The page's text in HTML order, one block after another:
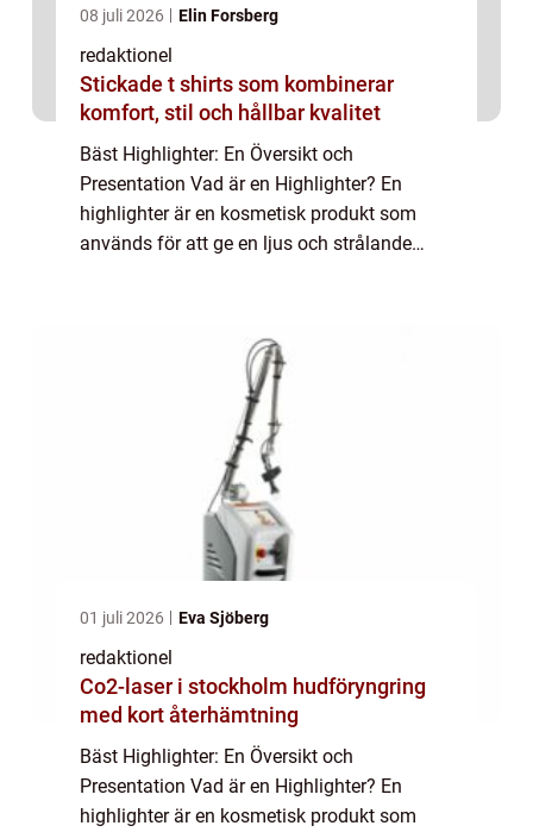
08 juli 2026 Elin Forsberg
redaktionel
Stickade t shirts som kombinerar
komfort, stil och hållbar kvalitet
Bäst Highlighter: En Översikt och
Presentation Vad är en Highlighter? En
highlighter är en kosmetisk produkt som
används för att ge en ljus och strålande
01 juli 2026 Eva Sjöberg
redaktionel
Co2-laser i stockholm hudföryngring
med kort återhämtning
Bäst Highlighter: En Översikt och
Presentation Vad är en Highlighter? En
highlighter är en kosmetisk produkt som